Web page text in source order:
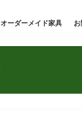
オーダーメイド家具